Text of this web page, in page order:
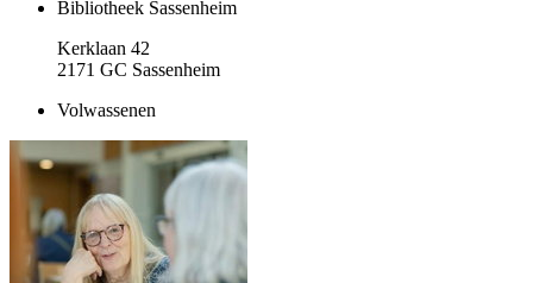
Bibliotheek Sassenheim
Kerklaan 42
2171 GC Sassenheim
Volwassenen